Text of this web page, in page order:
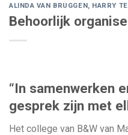
ALINDA VAN BRUGGEN, HARRY
Behoorlijk
“In samenwerken
gesprek zijn met
Het college van B&W van